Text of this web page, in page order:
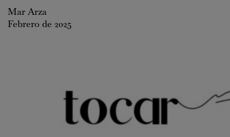
Mar Arza
Febrero de 2025